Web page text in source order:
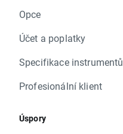
Opce
Účet a poplatky
Specifikace instrumentů
Profesionální klient
Úspory